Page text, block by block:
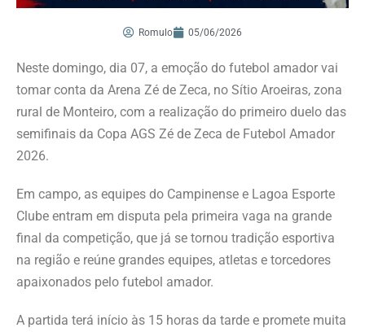
Romulo 05/06/2026
Neste domingo, dia 07, a emoção do futebol amador vai
tomar conta da Arena Zé de Zeca, no Sítio Aroeiras, zona
rural de Monteiro, com a realização do primeiro duelo das
semifinais da Copa AGS Zé de Zeca de Futebol Amador
2026.
Em campo, as equipes do Campinense e Lagoa Esporte
Clube entram em disputa pela primeira vaga na grande
final da competição, que já se tornou tradição esportiva
na região e reúne grandes equipes, atletas e torcedores
apaixonados pelo futebol amador.
A partida terá início às 15 horas da tarde e promete muita